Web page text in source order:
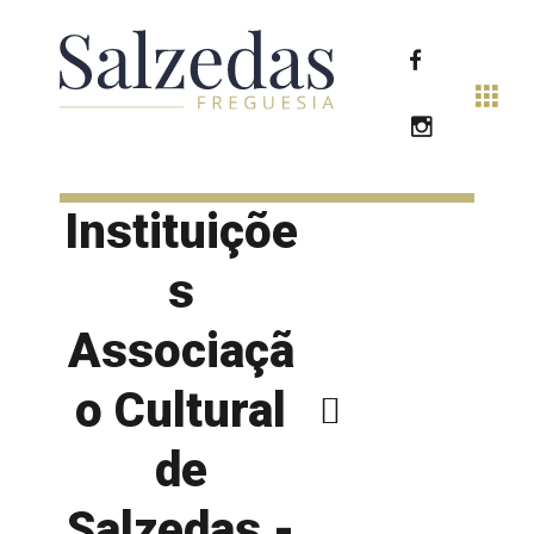
Instituiçõe
s
Associaçã
o Cultural
de